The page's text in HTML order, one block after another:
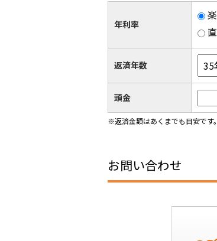
年利率
返済年数
頭金
※返済金額はあくまでも目安です
お問い合わせ